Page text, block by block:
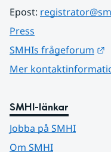
Epost:
Press
SMHIs frågeforum
Mer
SMHI-länkar
Jobba på SMHI
Om SMHI